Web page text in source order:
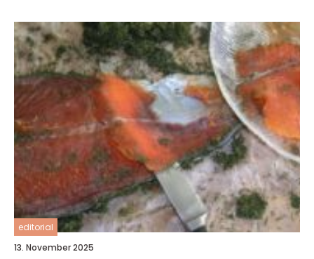
editorial
13. November 2025